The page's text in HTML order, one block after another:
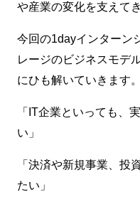
や産業の変化を支えて
今回の1dayインターン
レージのビジネスモデ
にひも解いていきます。
「IT企業といっても、
い」
「決済や新規事業、投
たい」